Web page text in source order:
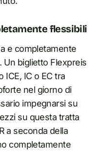
flessibili
e completamente
Un biglietto Flexpreis
ICE, IC o EC tra
nel giorno di
impegnarsi su
su questa tratta
a seconda della
completamente